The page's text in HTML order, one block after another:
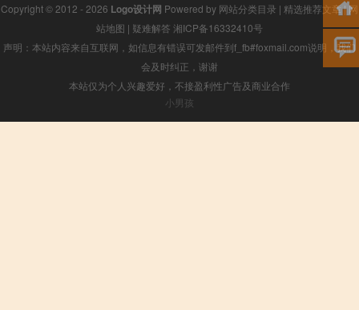
Copyright © 2012 - 2026 Logo设计网 Powered by 网站分类目录 | 精选推荐文章|网
站地图 | 疑难解答 湘ICP备16332410号
声明：本站内容来自互联网，如信息有错误可发邮件到f_fb#foxmail.com说明，我们
会及时纠正，谢谢
本站仅为个人兴趣爱好，不接盈利性广告及商业合作
小男孩